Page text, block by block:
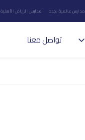
مدارس عالمية بجده مدارس الرياض الأهلية
تواصل معنا